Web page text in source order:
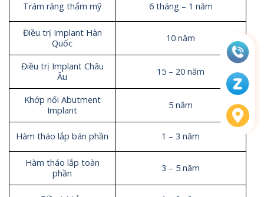
Trám răng thẩm mỹ 6 tháng – 1 năm
Điều trị Implant Hàn
Quốc
10 năm
Điều trị Implant Châu
Âu
15 – 20 năm
Khớp nối Abutment
Implant
5 năm
Hàm tháo lắp bán phần 1 – 3 năm
Hàm tháo lắp toàn
phần
3 – 5 năm